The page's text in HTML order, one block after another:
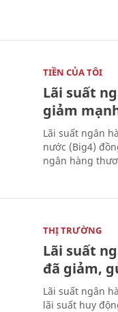
TIỀN CỦA TÔI
Lãi suất
giảm
Lãi suất ngân
nước (Big4)
ngân hàng
THỊ TRƯỜNG
Lãi suất
đã giảm,
Lãi suất ngân
lãi suất huy